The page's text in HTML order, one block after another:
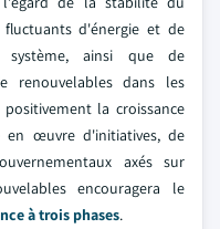
d'énergie et de
système, ainsi que de
renouvelables dans les
la croissance
en œuvre d'initiatives, de
axés sur
encouragera le
à trois phases.